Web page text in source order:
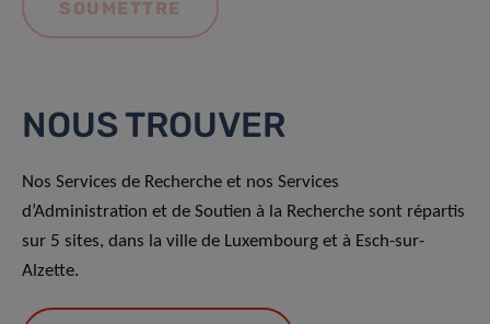
NOUS TROUVER
Nos Services de Recherche et nos Services
d’Administration et de Soutien à la Recherche sont répartis
sur 5 sites, dans la ville de Luxembourg et à Esch-sur-
Alzette.